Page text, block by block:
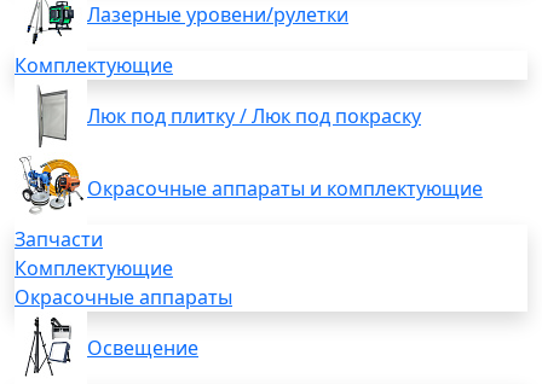
Лазерные уровени/рулетки
Комплектующие
Люк под плитку / Люк под покраску
Окрасочные аппараты и комплектующие
Запчасти
Комплектующие
Окрасочные аппараты
Освещение